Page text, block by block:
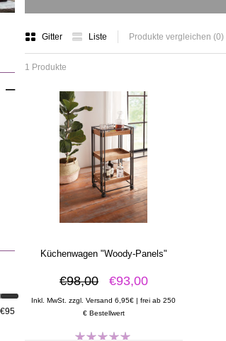
Gitter Liste Produkte vergleichen (0)
1 Produkte
Küchenwagen "Woody-Panels"
€98,00 €93,00
Inkl. MwSt. zzgl. Versand 6,95€ | frei ab 250
€ Bestellwert
–
95